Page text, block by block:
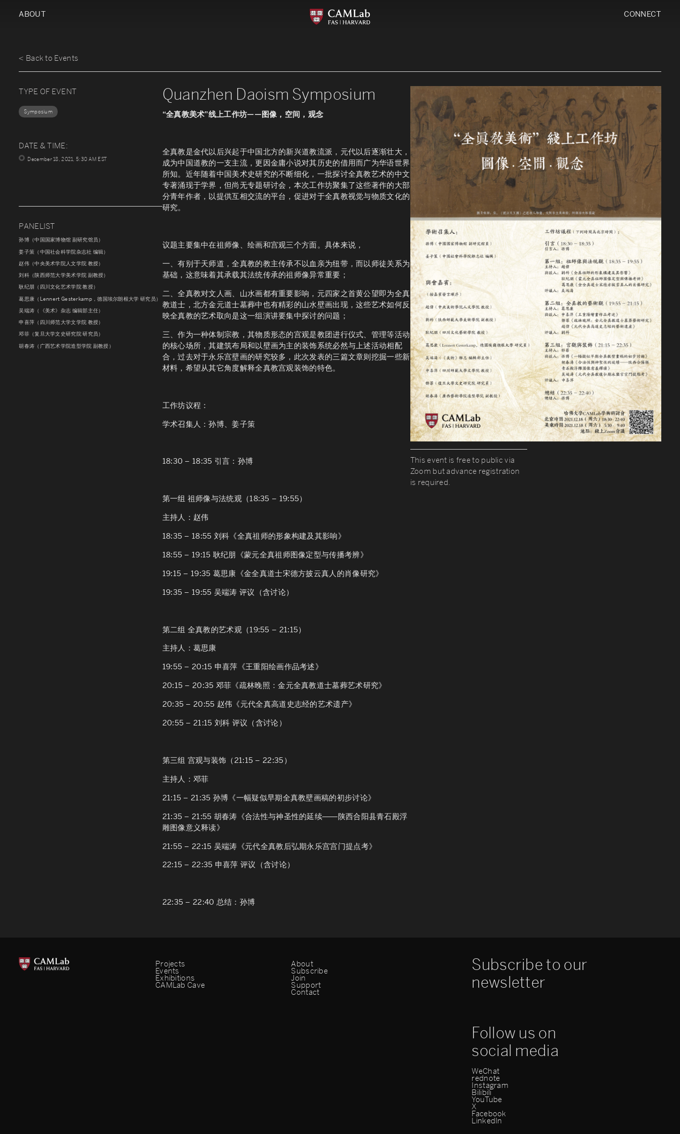
ABOUT CONNECT
< Back to Events
TYPE OF EVENT
Symposium
DATE & TIME:
December 18, 2021, 5:30 AM EST
PANELIST
孙博（中国国家博物馆 副研究馆员）
姜子策（中国社会科学院杂志社 编辑）
赵伟（中央美术学院人文学院 教授）
刘科（陕西师范大学美术学院 副教授）
耿纪朋（四川文化艺术学院 教授）
葛思康（Lennert Gesterkamp，德国埃尔朗根大学 研究员）
吴端涛（《美术》杂志 编辑部主任）
申喜萍（四川师范大学文学院 教授）
邓菲（复旦大学文史研究院 研究员）
胡春涛（广西艺术学院造型学院 副教授）
Quanzhen Daoism Symposium
“全真教美术”线上工作坊——图像，空间，观念
全真教是金代以后兴起于中国北方的新兴道教流派，元代以后逐渐壮大，
成为中国道教的一支主流，更因金庸小说对其历史的借用而广为华语世界
所知。近年随着中国美术史研究的不断细化，一批探讨全真教艺术的中文
专著涌现于学界，但尚无专题研讨会，本次工作坊聚集了这些著作的大部
分青年作者，以提供互相交流的平台，促进对于全真教视觉与物质文化的
研究。
议题主要集中在祖师像、绘画和宫观三个方面。具体来说，
一、有别于天师道，全真教的教主传承不以血亲为纽带，而以师徒关系为
基础，这意味着其承载其法统传承的祖师像异常重要；
二、全真教对文人画、山水画都有重要影响，元四家之首黄公望即为全真
教道士，北方金元道士墓葬中也有精彩的山水壁画出现，这些艺术如何反
映全真教的艺术取向是这一组演讲要集中探讨的问题；
三、作为一种体制宗教，其物质形态的宫观是教团进行仪式、管理等活动
的核心场所，其建筑布局和以壁画为主的装饰系统必然与上述活动相配
合，过去对于永乐宫壁画的研究较多，此次发表的三篇文章则挖掘一些新
材料，希望从其它角度解释全真教宫观装饰的特色。
工作坊议程：
学术召集人：孙博、姜子策
18:30 – 18:35 引言：孙博
第一组 祖师像与法统观（18:35 – 19:55）
主持人：赵伟
18:35 – 18:55 刘科 《全真祖师的形象构建及其影响》
18:55 – 19:15 耿纪朋 《蒙元全真祖师图像定型与传播考辨》
19:15 – 19:35 葛思康 《金全真道士宋德方披云真人的肖像研究》
19:35 – 19:55 吴端涛评议（含讨论）
第二组 全真教的艺术观（19:55 – 21:15）
主持人：葛思康
19:55 – 20:15 申喜萍 《王重阳绘画作品考述》
20:15 – 20:35 邓菲 《疏林晚照：金元全真教道士墓葬艺术研究》
20:35 – 20:55 赵伟 《元代全真高道史志经的艺术遗产》
20:55 – 21:15 刘科 评议（含讨论）
第三组 宫观与装饰（21:15 – 22:35）
主持人：邓菲
21:15 – 21:35 孙博 《一幅疑似早期全真教壁画稿的初步讨论》
21:35 – 21:55 胡春涛 《合法性与神圣性的延续――陕西合阳县青石殿浮
雕图像意义释读》
21:55 – 22:15 吴端涛 《元代全真教后弘期永乐宫宫门提点考》
22:15 – 22:35 申喜萍评议（含讨论）
22:35 – 22:40 总结：孙博
This event is free to public via
Zoom but advance registration
is required.
Projects
Events
Exhibitions
CAMLab Cave
About
Subscribe
Join
Support
Contact
Subscribe to our
newsletter
Follow us on
social media
WeChat
rednote
Instagram
Bilibili
YouTube
X
Facebook
LinkedIn